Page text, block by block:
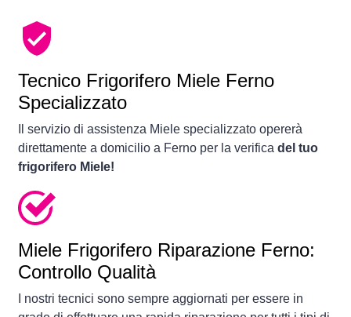
Tecnico Frigorifero Miele Ferno
Specializzato
Il servizio di assistenza Miele specializzato opererà
direttamente a domicilio a Ferno per la verifica del tuo
frigorifero Miele!
Miele Frigorifero Riparazione Ferno:
Controllo Qualità
I nostri tecnici sono sempre aggiornati per essere in